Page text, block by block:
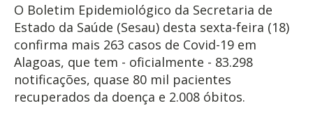
O Boletim Epidemiológico da Secretaria de
Estado da Saúde (Sesau) desta sexta-feira (18)
confirma mais 263 casos de Covid-19 em
Alagoas, que tem - oficialmente - 83.298
notificações, quase 80 mil pacientes
recuperados da doença e 2.008 óbitos.